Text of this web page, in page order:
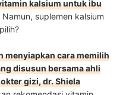
kalsium untuk ibu
Namun, suplemen kalsium
menyiapkan cara memilih
disusun bersama ahli
gizi, dr. Shiela